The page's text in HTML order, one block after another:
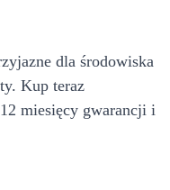
dla środowiska
Kup teraz
miesięcy gwarancji i